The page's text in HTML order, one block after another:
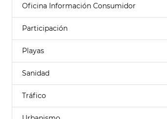
Oficina Información Consumidor
Participación
Playas
Sanidad
Tráfico